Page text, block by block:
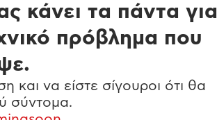
κάνει τα πάντα για
πρόβλημα που
να είστε σίγουροι ότι θα
σύντομα.